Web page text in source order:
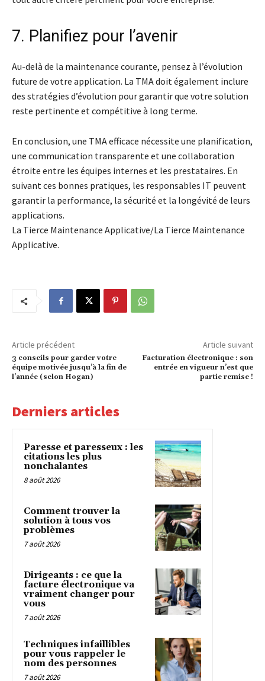
7. Planifiez pour l’avenir
Au-delà de la maintenance courante, pensez à l’évolution
future de votre application. La TMA doit également inclure
des stratégies d’évolution pour garantir que votre solution
reste pertinente et compétitive à long terme.
En conclusion, une TMA efficace nécessite une planification,
une communication transparente et une collaboration
étroite entre les équipes internes et les prestataires. En
suivant ces bonnes pratiques, les responsables IT peuvent
garantir la performance, la sécurité et la longévité de leurs
applications.
La Tierce Maintenance Applicative/La Tierce Maintenance
Applicative.
Article précédent
3 conseils pour garder votre
équipe motivée jusqu’à la fin de
l’année (selon Hogan)
Article suivant
Facturation électronique : son
entrée en vigueur n’est que
partie remise !
Derniers articles
Paresse et paresseux : les
citations les plus
nonchalantes
8 août 2026
Comment trouver la
solution à tous vos
problèmes
7 août 2026
Dirigeants : ce que la
facture électronique va
vraiment changer pour
vous
7 août 2026
Techniques infaillibles
pour vous rappeler le
nom des personnes
7 août 2026